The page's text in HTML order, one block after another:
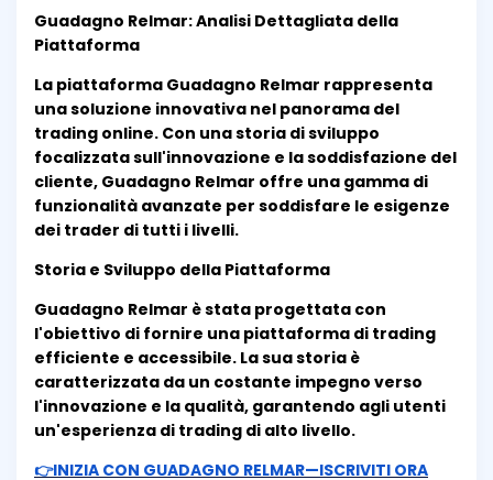
Guadagno Relmar: Analisi Dettagliata della
Piattaforma
La piattaforma Guadagno Relmar rappresenta
una soluzione innovativa nel panorama del
trading online. Con una storia di sviluppo
focalizzata sull'innovazione e la soddisfazione del
cliente, Guadagno Relmar offre una gamma di
funzionalità avanzate per soddisfare le esigenze
dei trader di tutti i livelli.
Storia e Sviluppo della Piattaforma
Guadagno Relmar è stata progettata con
l'obiettivo di fornire una piattaforma di trading
efficiente e accessibile. La sua storia è
caratterizzata da un costante impegno verso
l'innovazione e la qualità, garantendo agli utenti
un'esperienza di trading di alto livello.
👉INIZIA CON GUADAGNO RELMAR—ISCRIVITI ORA